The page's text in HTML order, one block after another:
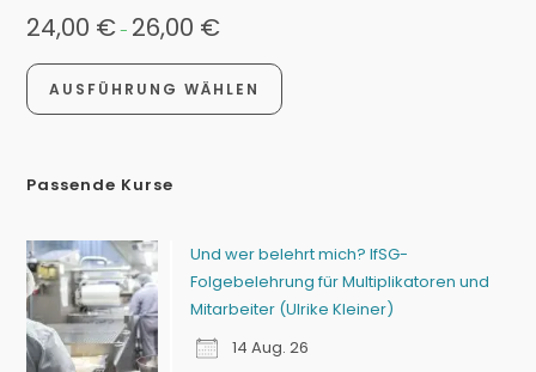
24,00 €- 26,00 €
AUSFÜHRUNG WÄHLEN
Passende Kurse
Und wer belehrt mich? IfSG-
Folgebelehrung für Multiplikatoren und
Mitarbeiter (Ulrike Kleiner)
14 Aug. 26